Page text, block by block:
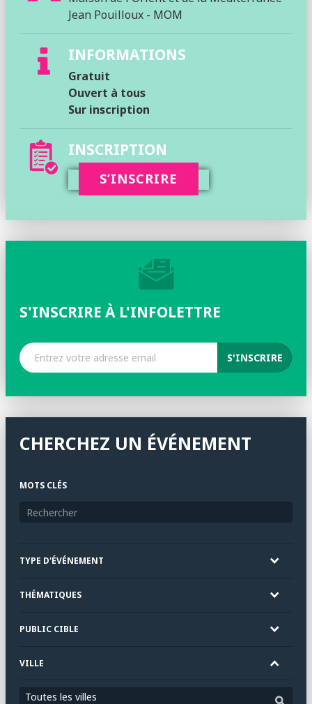
Jean Pouilloux - MOM
INFORMATIONS
Gratuit
Ouvert à tous
Sur inscription
INSCRIPTION
S’INSCRIRE
S'INSCRIRE À L'INFOLETTRE
CHERCHEZ UN ÉVÉNEMENT
MOTS CLÉS
TYPE D'ÉVÉNEMENT
THÉMATIQUES
PUBLIC CIBLE
VILLE
Toutes les villes